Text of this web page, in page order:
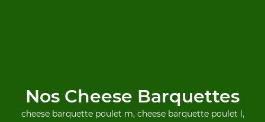
Nos Cheese Barquettes
cheese barquette poulet m, cheese barquette poulet l,